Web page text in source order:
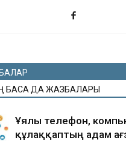
БАСҚА ДА ЖАЗБАЛАРЫ
Ұялы телефон,
құлаққаптың адам